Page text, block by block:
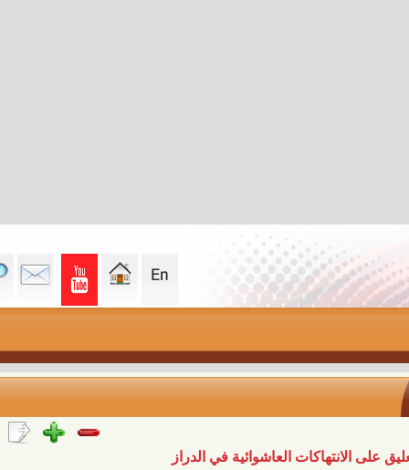
العاشوائية في الدراز